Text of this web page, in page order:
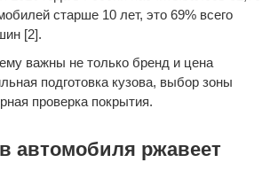
старше 10 лет, это 69% всего
[2].
важны не только бренд и цена
подготовка кузова, выбор зоны
проверка покрытия.
автомобиля ржавеет